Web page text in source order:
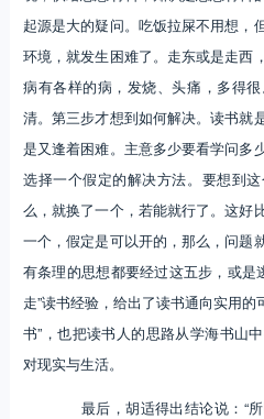
起源是大的疑问。吃饭拉屎不用想，
环境，就发生困难了。走东或是走西
病有各样的病，发烧、头痛，多得
清。第三步才想到如何解决。读书就
是又逢着困难。主意多少要看学问多
选择一个假定的解决方法。要想到
么，就换了一个，若能就行了。这好
一个，假定是可以开的，那么，问题
有条理的思想都要经过这五步，或是
走”读书经验，给出了读书通向实用的
书”，也把读书人的思路从学海书山
对现实与生活。
最后，胡适得出结论说：“所